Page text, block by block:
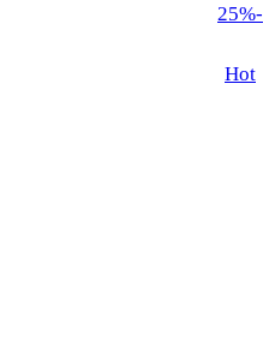
-25%
Hot